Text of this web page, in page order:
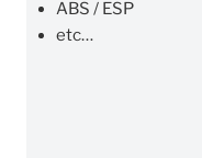
ABS / ESP
etc…